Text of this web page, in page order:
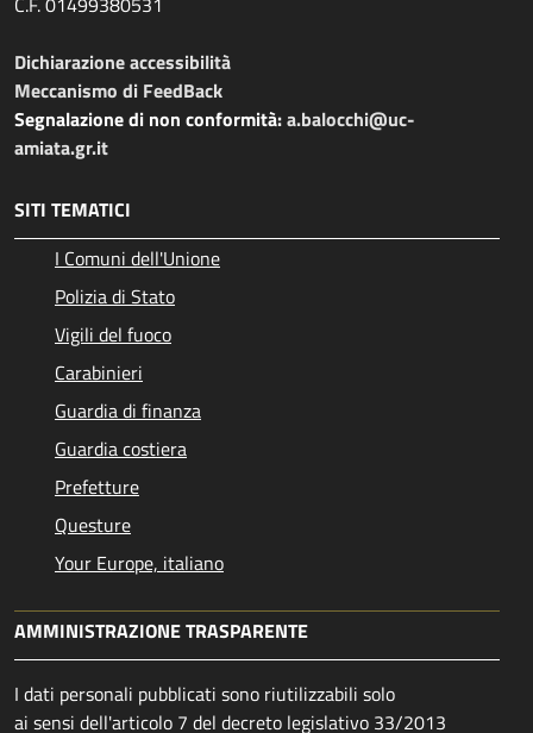
Dichiarazione accessibilità
Meccanismo di FeedBack
Segnalazione di non conformità:a.balocchi@uc-
amiata.gr.it
SITI TEMATICI
I Comuni dell'Unione
Polizia di Stato
Vigili del fuoco
Carabinieri
Guardia di finanza
Guardia costiera
Prefetture
Questure
Your Europe, italiano
AMMINISTRAZIONE TRASPARENTE
I dati personali pubblicati sono riutilizzabili solo
ai sensi dell'articolo 7 del decreto legislativo 33/2013